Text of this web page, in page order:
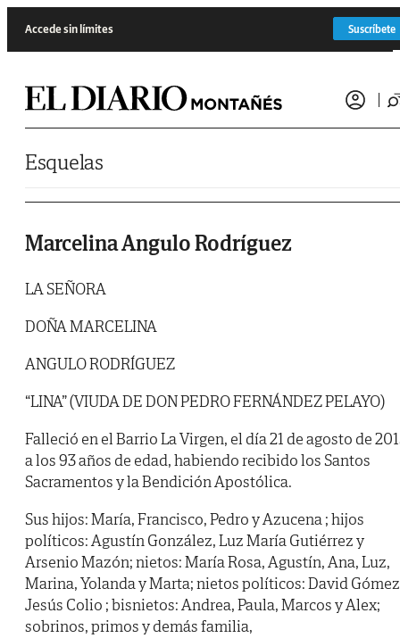
Accede sin límites Suscríbete
Esquelas
Marcelina Angulo Rodríguez
LA SEÑORA
DOÑA MARCELINA
ANGULO RODRÍGUEZ
“LINA” (VIUDA DE DON PEDRO FERNÁNDEZ PELAYO)
Falleció en el Barrio La Virgen, el día 21 de agosto de
a los 93 años de edad, habiendo recibido los Santos
Sacramentos y la Bendición Apostólica.
Sus hijos: María, Francisco, Pedro y Azucena ; hijos
políticos: Agustín González, Luz María Gutiérrez y
Arsenio Mazón; nietos: María Rosa, Agustín, Ana, Luz,
Marina, Yolanda y Marta; nietos políticos: David
Jesús Colio ; bisnietos: Andrea, Paula, Marcos y Alex;
sobrinos, primos y demás familia,